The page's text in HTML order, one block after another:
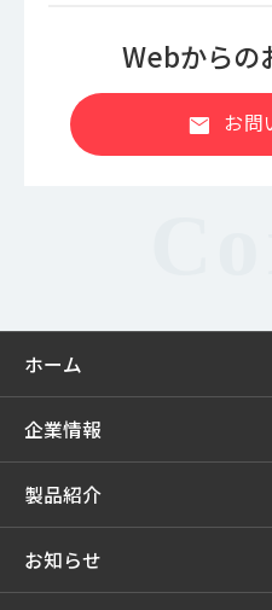
Webからの
mail お問
ホーム
企業情報
製品紹介
お知らせ